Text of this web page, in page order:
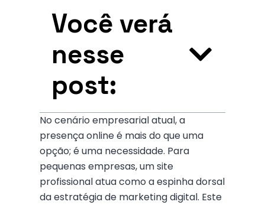
Você verá
nesse
post:
No cenário empresarial atual, a
presença online é mais do que uma
opção; é uma necessidade. Para
pequenas empresas, um site
profissional atua como a espinha dorsal
da estratégia de marketing digital. Este